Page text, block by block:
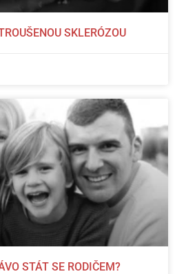
SKLERÓZOU
STÁT SE RODIČEM?